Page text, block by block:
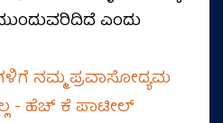
ಎಂದು
ನಮ್ಮ ಪ್ರವಾಸೋದ್ಯಮ
- ಹೆಚ್‌ ಕೆ ಪಾಟೀಲ್